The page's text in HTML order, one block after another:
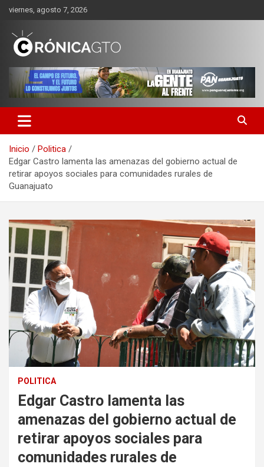
Saltar
contenido
viernes, agosto 7, 2026
CRONICA GUANAJUATO
Inicio
Politica
Edgar Castro lamenta las amenazas del gobierno actual de
retirar apoyos sociales para comunidades rurales de
Guanajuato
POLITICA
Edgar Castro lamenta las
amenazas del gobierno actual de
retirar apoyos sociales para
comunidades rurales de